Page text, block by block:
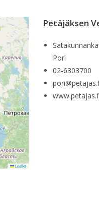
Leaflet
Petäjäksen
Pori
02-6303700